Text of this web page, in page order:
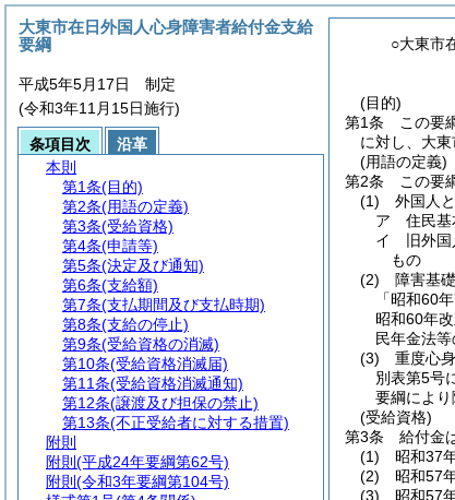
○大東市
(目的)
第1条
この要
に対し、大
(用語の定義)
第2条
この要
(1)
外国人
ア
住民
イ
旧外
もの
(2)
障害基
「昭和60
昭和60年
民年金法
(3)
重度心
別表第5号
要綱により
(受給資格)
第3条
給付金
(1)
昭和37
(2)
昭和57
(3)
昭和57
大東市在日外国人心身障害者給付金支給
要綱
平成5年5月17日 制定
(令和3年11月15日施行)
条項目次
沿革
本則
第1条(目的)
第2条(用語の定義)
第3条(受給資格)
第4条(申請等)
第5条(決定及び通知)
第6条(支給額)
第7条(支払期間及び支払時期)
第8条(支給の停止)
第9条(受給資格の消滅)
第10条(受給資格消滅届)
第11条(受給資格消滅通知)
第12条(譲渡及び担保の禁止)
第13条(不正受給者に対する措置)
附則
附則 (平成24年要綱第62号)
附則 (令和3年要綱第104号)